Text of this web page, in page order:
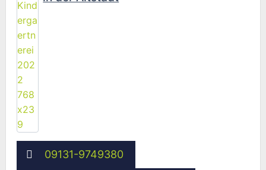
09131-9749380